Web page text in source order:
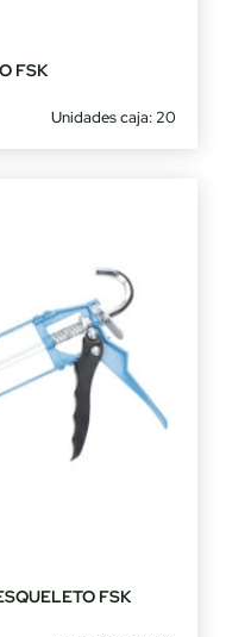
FSK
Unidades caja: 20
FSK